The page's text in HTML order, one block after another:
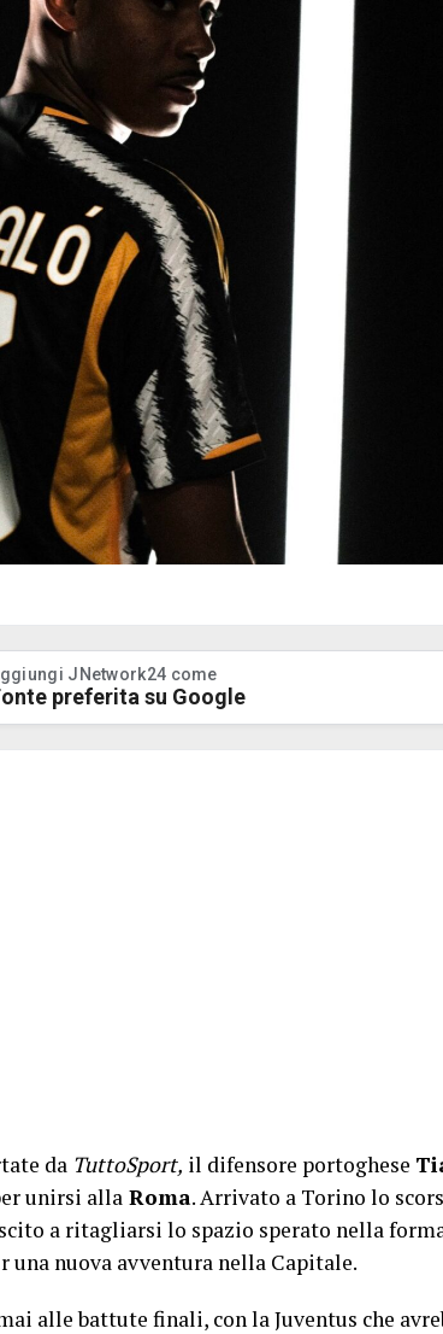
JNetwork24 come
preferita su Google
da TuttoSport, il difensore portoghese
unirsi alla Roma. Arrivato a Torino lo
a ritagliarsi lo spazio sperato nella
una nuova avventura nella Capitale.
alle battute finali, con la Juventus che